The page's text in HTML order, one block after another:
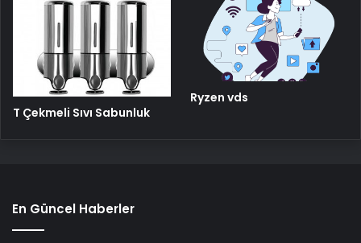
T Çekmeli Sıvı Sabunluk
Ryzen vds
En Güncel Haberler